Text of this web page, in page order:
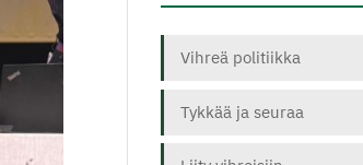
Vihreä politiikka
Tykkää ja seuraa